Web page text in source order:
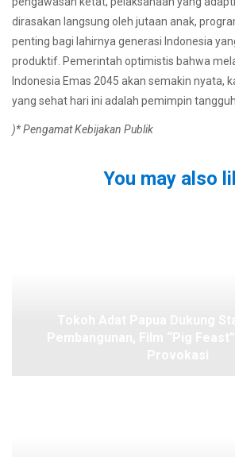
dirasakan langsung oleh jutaan anak,
penting bagi lahirnya generasi Indonesia
produktif. Pemerintah optimistis bahwa
Indonesia Emas 2045 akan semakin nyata,
yang sehat hari ini adalah pemimpin
)* Pengamat Kebijakan Publik
You may also